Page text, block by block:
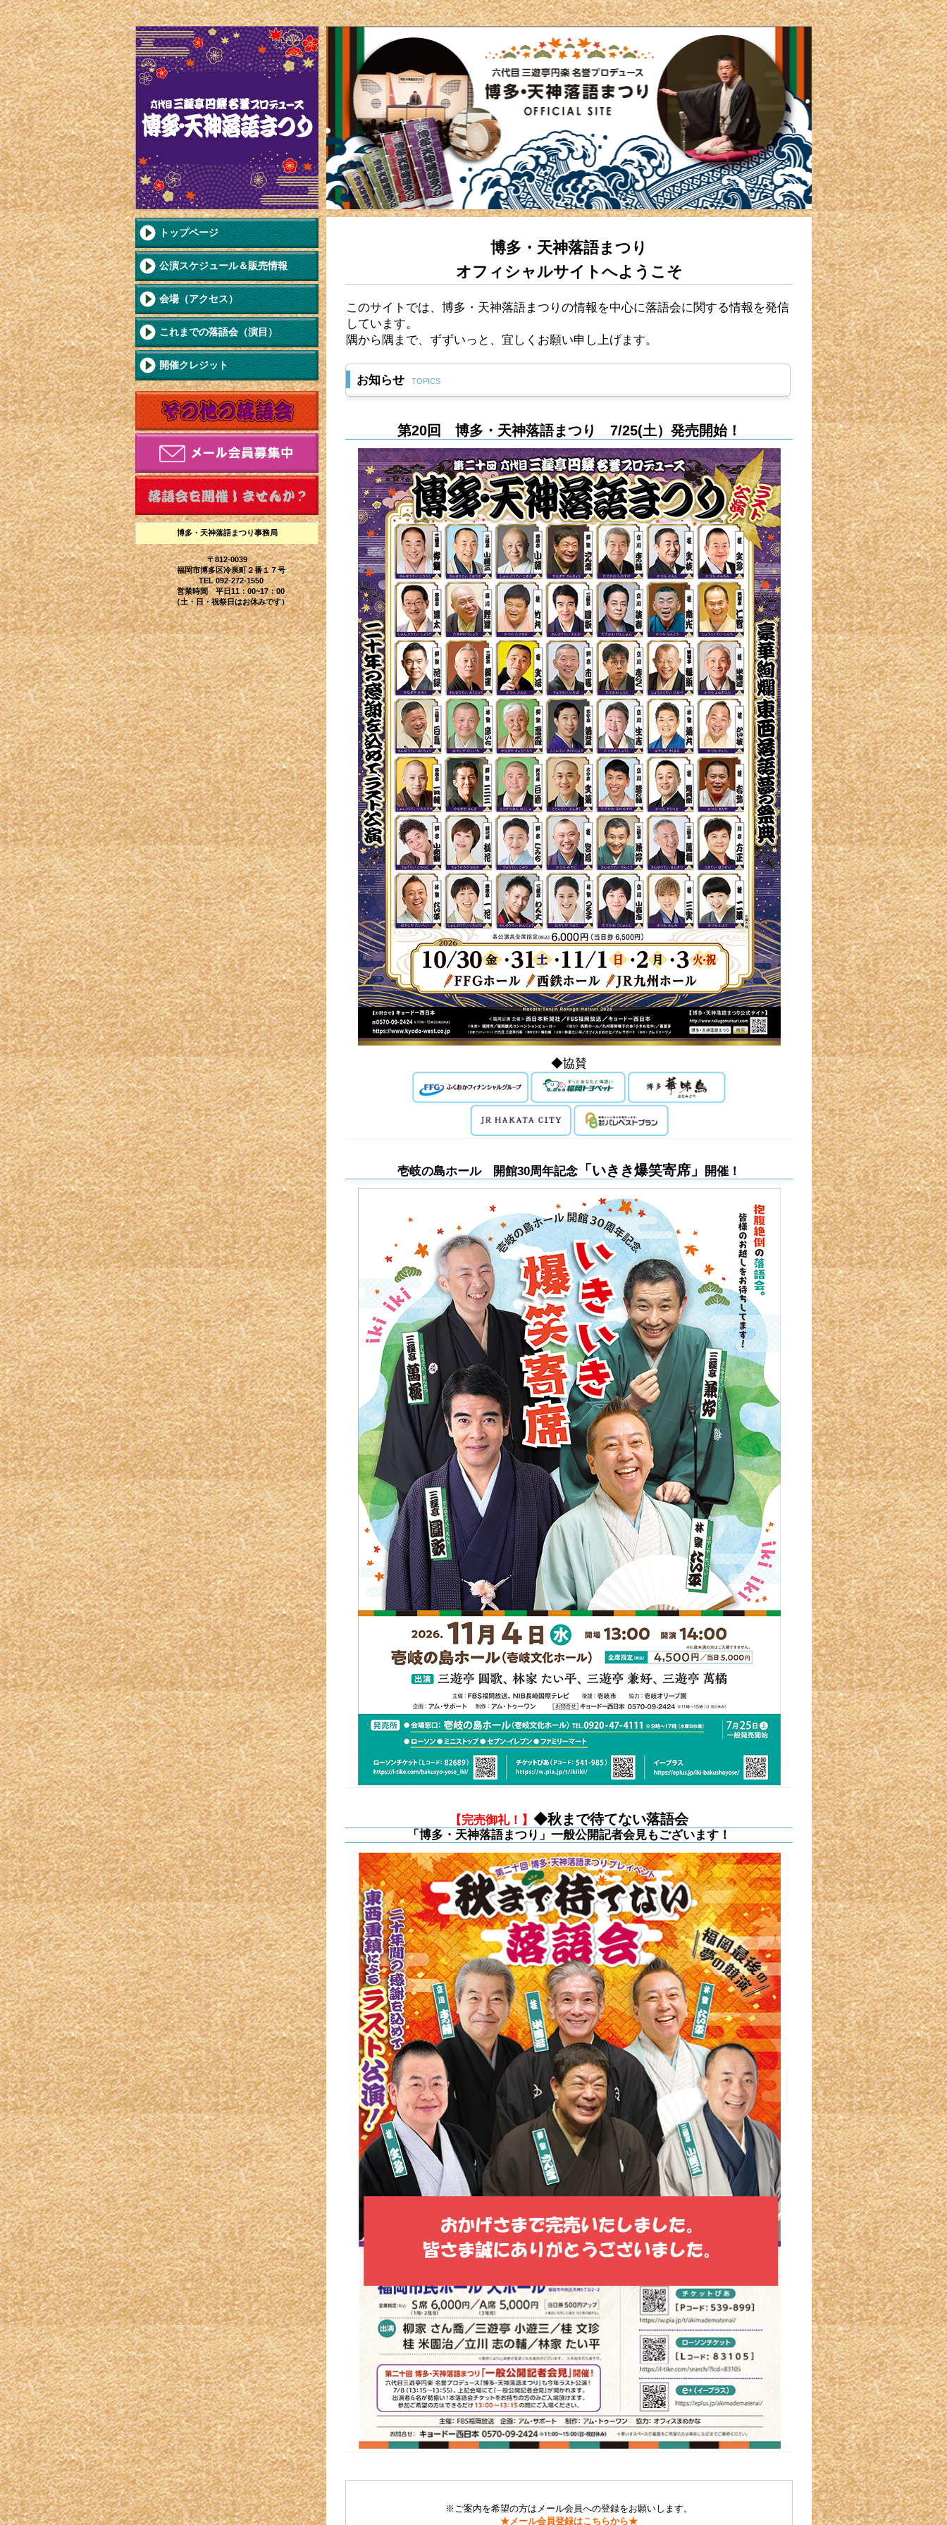
博多・天神落語まつり
オフィシャルサイトへようこそ
このサイトでは、博多・天神落語まつりの情報を中心に落語会に関する情報を発信
しています。
隅から隅まで、ずずいっと、宜しくお願い申し上げます。
お知らせ TOPICS
第20回 博多・天神落語まつり 7/25(土）発売開始！
◆協賛
壱岐の島ホール 開館30周年記念 「いきき爆笑寄席」 開催！
【完売御礼！】 ◆秋まで待てない落語会
「博多・天神落語まつり」一般公開記者会見もございます！
※ご案内を希望の方はメール会員への登録をお願いします。
★メール会員登録はこちらから★
トップページ
公演スケジュール＆販売情報
会場（アクセス）
これまでの落語会（演目）
開催クレジット
博多・天神落語まつり事務局
〒812-0039
福岡市博多区冷泉町２番１７号
TEL 092-272-1550
営業時間 平日11：00~17：00
（土・日・祝祭日はお休みです）